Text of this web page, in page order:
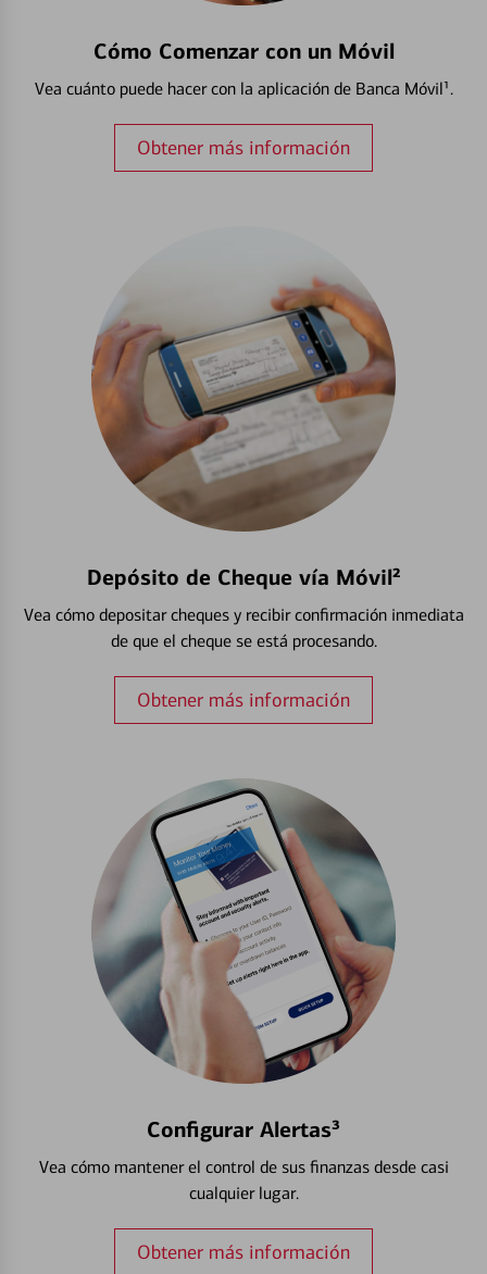
Cómo Comenzar con un Móvil
Vea cuánto puede hacer con la aplicación de Banca Móvil¹.
Obtener más información
Depósito de Cheque vía Móvil²
Vea cómo depositar cheques y recibir confirmación inmediata
de que el cheque se está procesando.
Obtener más información
Configurar Alertas³
Vea cómo mantener el control de sus finanzas desde casi
cualquier lugar.
Obtener más información